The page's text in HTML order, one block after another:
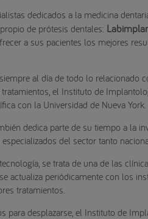
dedicados a la medicina
de prótesis dentales:
a sus pacientes los mejores
al día de todo lo relacionado
el Instituto de
con la Universidad de Nueva York.
dedica parte de su tiempo a la
del sector tanto
se trata de una de las
actualiza periódicamente con los
tratamientos.
para desplazarse, el Instituto de